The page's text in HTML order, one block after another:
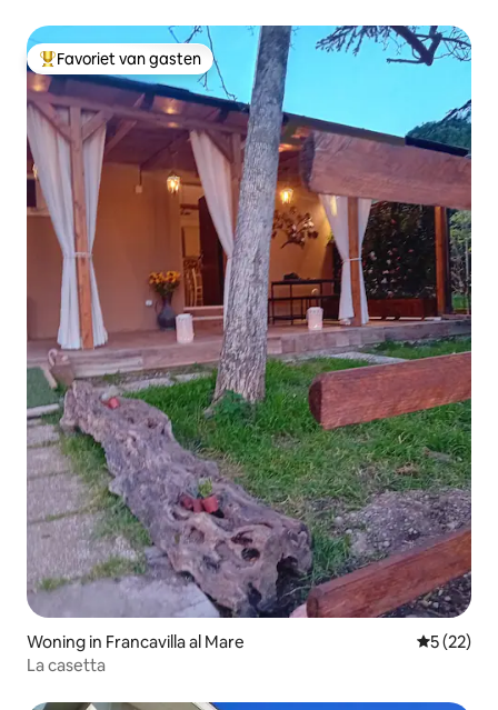
Topfavoriet van gasten
Favoriet van gasten
Woning in Francavilla al Mare
5 (22)
La casetta